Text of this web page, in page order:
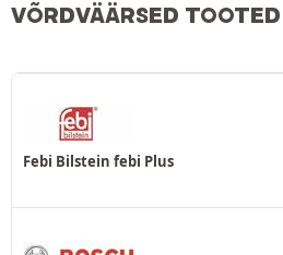
VÕRDVÄÄRSED TOOTED
Febi Bilstein febi Plus